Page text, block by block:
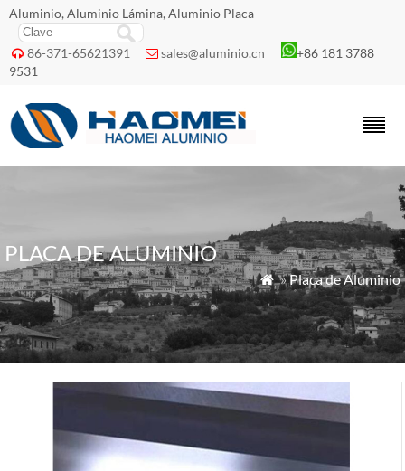
Aluminio, Aluminio Lámina, Aluminio Placa
 86-371-65621391  sales@aluminio.cn
+86 181 3788
9531
PLACA DE ALUMINIO
 »Placa de Aluminio